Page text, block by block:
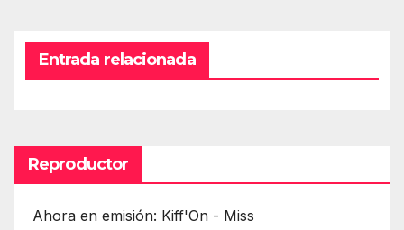
Entrada relacionada
Reproductor
Ahora en emisión: Kiff'On - Miss